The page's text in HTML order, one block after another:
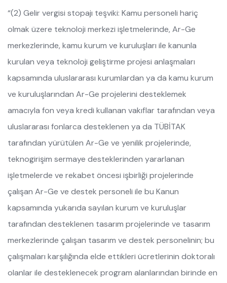
“(2) Gelir vergisi stopajı teşviki: Kamu personeli hariç
olmak üzere teknoloji merkezi işletmelerinde, Ar-Ge
merkezlerinde, kamu kurum ve kuruluşları ile kanunla
kurulan veya teknoloji geliştirme projesi anlaşmaları
kapsamında uluslararası kurumlardan ya da kamu kurum
ve kuruluşlarından Ar-Ge projelerini desteklemek
amacıyla fon veya kredi kullanan vakıflar tarafından veya
uluslararası fonlarca desteklenen ya da TÜBİTAK
tarafından yürütülen Ar-Ge ve yenilik projelerinde,
teknogirişim sermaye desteklerinden yararlanan
işletmelerde ve rekabet öncesi işbirliği projelerinde
çalışan Ar-Ge ve destek personeli ile bu Kanun
kapsamında yukarıda sayılan kurum ve kuruluşlar
tarafından desteklenen tasarım projelerinde ve tasarım
merkezlerinde çalışan tasarım ve destek personelinin; bu
çalışmaları karşılığında elde ettikleri ücretlerinin doktoralı
olanlar ile desteklenecek program alanlarından birinde en